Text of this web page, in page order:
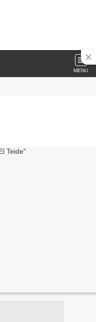
MENU